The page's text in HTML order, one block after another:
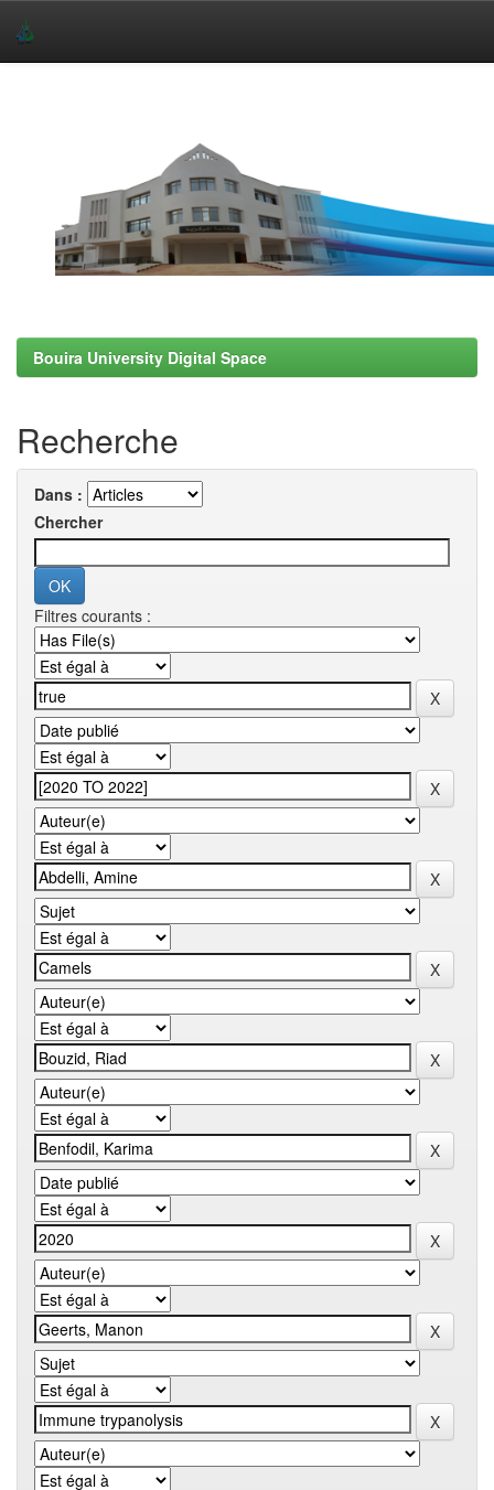
Bouira University Digital Space
Recherche
Dans :
Chercher
Filtres courants :